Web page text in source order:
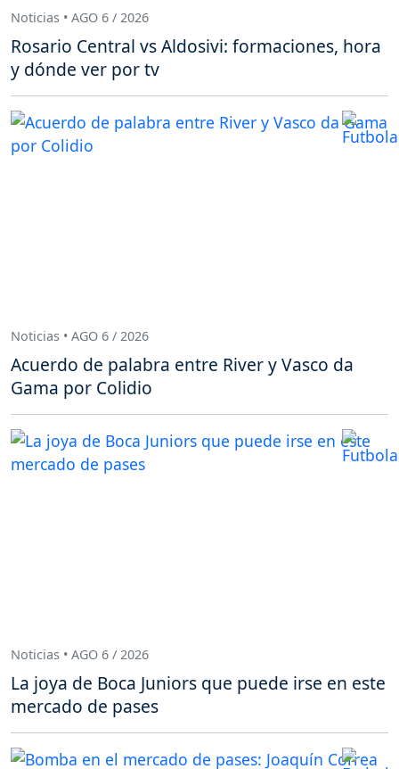
Noticias • AGO 6 / 2026
Rosario Central vs Aldosivi: formaciones, hora
y dónde ver por tv
Noticias • AGO 6 / 2026
Acuerdo de palabra entre River y Vasco da
Gama por Colidio
Noticias • AGO 6 / 2026
La joya de Boca Juniors que puede irse en este
mercado de pases